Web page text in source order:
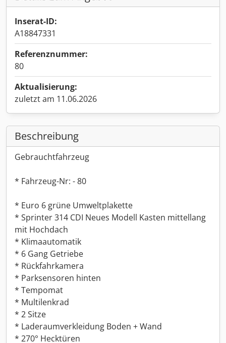
Inserat-ID:
A18847331
Referenznummer:
80
Aktualisierung:
zuletzt am 11.06.2026
Beschreibung
Gebrauchtfahrzeug
* Fahrzeug-Nr: - 80
* Euro 6 grüne Umweltplakette
* Sprinter 314 CDI Neues Modell Kasten mittellang
mit Hochdach
* Klimaautomatik
* 6 Gang Getriebe
* Rückfahrkamera
* Parksensoren hinten
* Tempomat
* Multilenkrad
* 2 Sitze
* Laderaumverkleidung Boden + Wand
* 270° Hecktüren